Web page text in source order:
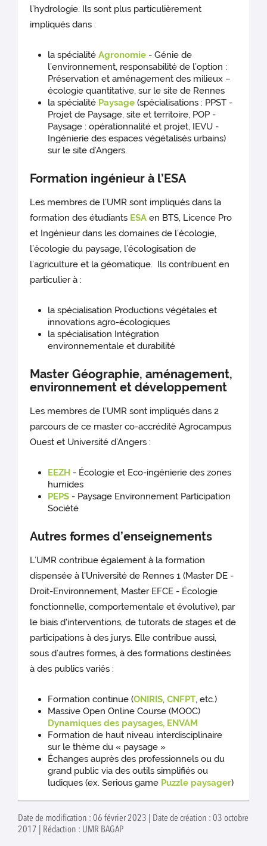
l’hydrologie. Ils sont plus particulièrement
impliqués dans :
la spécialitéAgronomie - Génie de
l’environnement, responsabilité de l’option :
Préservation et aménagement des milieux –
écologie quantitative, sur le site de Rennes
la spécialité Paysage (spécialisations : PPST -
Projet de Paysage, site et territoire, POP -
Paysage : opérationnalité et projet, IEVU -
Ingénierie des espaces végétalisés urbains)
sur le site d’Angers.
Formation ingénieur à l’ESA
Les membres de l’UMR sont impliqués dans la
formation des étudiants ESA en BTS, Licence Pro
et Ingénieur dans les domaines de l’écologie,
l’écologie du paysage, l’écologisation de
l’agriculture et la géomatique. Ils contribuent en
particulier à :
la spécialisation Productions végétales et
innovations agro-écologiques
la spécialisation Intégration
environnementale et durabilité
Master Géographie, aménagement,
environnement et développement
Les membres de l’UMR sont impliqués dans 2
parcours de ce master co-accrédité Agrocampus
Ouest et Université d’Angers :
EEZH - Écologie et Eco-ingénierie des zones
humides
PEPS - Paysage Environnement Participation
Société
Autres formes d’enseignements
L’UMR contribue également à la formation
dispensée à l'Université de Rennes 1 (Master DE -
Droit-Environnement, Master EFCE - Écologie
fonctionnelle, comportementale et évolutive), par
le biais d'interventions, de tutorats de stages et de
participations à des jurys. Elle contribue aussi,
sous d’autres formes, à des formations destinées
à des publics variés :
Formation continue (ONIRIS,CNFPT, etc.)
Massive Open Online Course (MOOC)
Dynamiques des paysages, ENVAM
Formation de haut niveau interdisciplinaire
sur le thème du « paysage »
Échanges auprès des professionnels ou du
grand public via des outils simplifiés ou
ludiques (ex. Serious game Puzzle paysager)
Date de modification : 06 février 2023 | Date de création : 03 octobre
2017 | Rédaction : UMR BAGAP